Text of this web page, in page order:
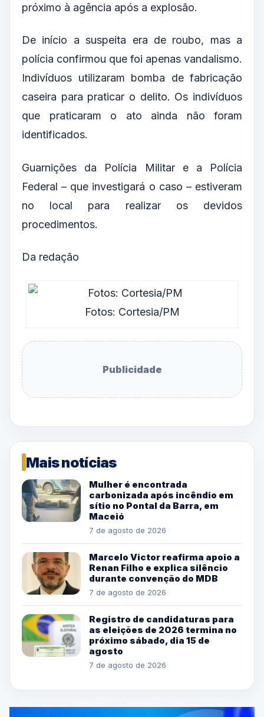
próximo à agência após a explosão.
De início a suspeita era de roubo, mas a
polícia confirmou que foi apenas vandalismo.
Indivíduos utilizaram bomba de fabricação
caseira para praticar o delito. Os indivíduos
que praticaram o ato ainda não foram
identificados.
Guarnições da Polícia Militar e a Polícia
Federal – que investigará o caso – estiveram
no local para realizar os devidos
procedimentos.
Da redação
Fotos: Cortesia/PM
Publicidade
Mais notícias
Mulher é encontrada
carbonizada após incêndio em
sítio no Pontal da Barra, em
Maceió
7 de agosto de 2026
Marcelo Victor reafirma apoio a
Renan Filho e explica silêncio
durante convenção do MDB
7 de agosto de 2026
Registro de candidaturas para
as eleições de 2026 termina no
próximo sábado, dia 15 de
agosto
7 de agosto de 2026